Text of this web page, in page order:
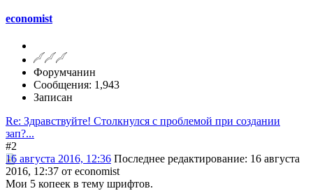
economist
Форумчанин
Сообщения: 1,943
Записан
Re: Здравствуйте! Столкнулся с проблемой при создании
зап?...
#2
16 августа 2016, 12:36 Последнее редактирование: 16 августа
2016, 12:37 от economist
Мои 5 копеек в тему шрифтов.